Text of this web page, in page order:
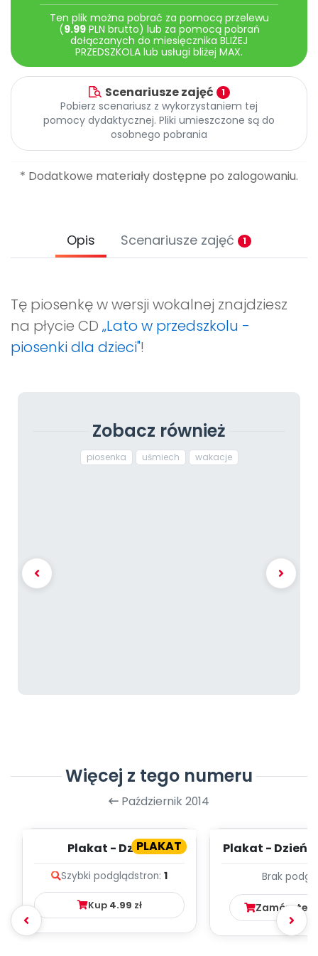
Archiwalne numery
Pomoc
Promocje
Ten plik można pobrać za pomocą przelewu
(9.99PLN brutto) lub za pomocą pobrań
dołączanych do miesięcznika BLIŻEJ
PRZEDSZKOLA lub usługi bliżej MAX.
Scenariusze zajęć 1
Pobierz scenariusz z wykorzystaniem tej
pomocy dydaktycznej. Pliki umieszczone są do
osobnego pobrania
* Dodatkowe materiały dostępne po zalogowaniu.
Opis Scenariusze zajęć 1
Tę piosenkę w wersji wokalnej znajdziesz
na płycie CD „Lato w przedszkolu -
piosenki dla dzieci"!
Zobacz również
piosenka uśmiech wakacje
Więcej z tego numeru
Październik 2014
PLAKAT
Plakat - Dzień
Szybki podglądstron: 1
Kup 4.99 zł
Plakat - Dzień
Brak
Zamów ten